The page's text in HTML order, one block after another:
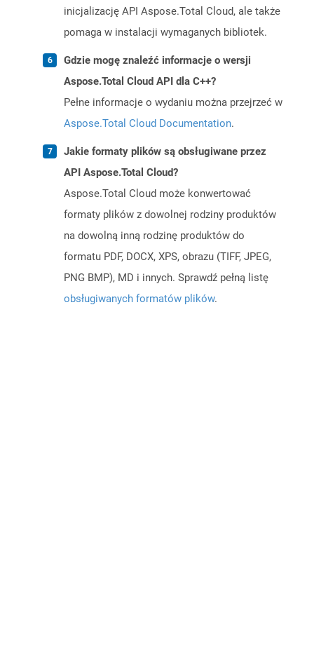
inicjalizację API Aspose.Total Cloud, ale także
pomaga w instalacji wymaganych bibliotek.
Gdzie mogę znaleźć informacje o wersji
Aspose.Total Cloud API dla C++?
Pełne informacje o wydaniu można przejrzeć w
Aspose.Total Cloud Documentation.
Jakie formaty plików są obsługiwane przez
API Aspose.Total Cloud?
Aspose.Total Cloud może konwertować
formaty plików z dowolnej rodziny produktów
na dowolną inną rodzinę produktów do
formatu PDF, DOCX, XPS, obrazu (TIFF, JPEG,
PNG BMP), MD i innych. Sprawdź pełną listę
obsługiwanych formatów plików.